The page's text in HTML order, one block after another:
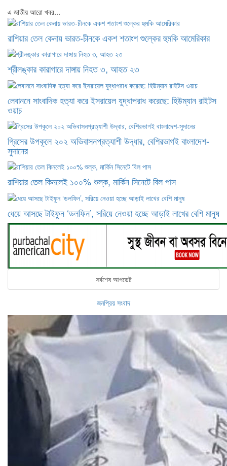
এ জাতীয় আরো খবর...
রাশিয়ার তেল কেনায় ভারত-চীনকে একশ শতাংশ শুল্কের হুমকি আমেরিকার
শ্রীলঙ্কার কারাগারে দাঙ্গায় নিহত ৩, আহত ২৩
লেবাননে সাংবাদিক হত্যা করে ইসরায়েল যুদ্ধাপরাধ করেছে: হিউম্যান রাইটস
ওয়াচ
গ্রিসের উপকূলে ২০২ অভিবাসনপ্রত্যাশী উদ্ধার, বেশিরভাগই বাংলাদেশ-
সুদানের
রাশিয়ার তেল কিনলেই ১০০% শুল্ক, মার্কিন সিনেটে বিল পাস
ধেয়ে আসছে টাইফুন ‘ডলফিন’, সরিয়ে নেওয়া হচ্ছে আড়াই লাখের বেশি মানুষ
সর্বশেষ আপডেট
জনপ্রিয় সংবাদ